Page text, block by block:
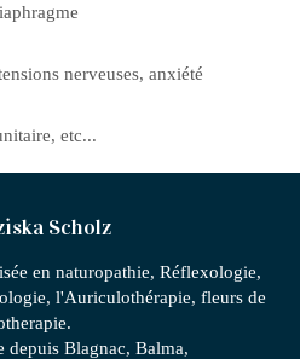
nerveuses, anxiété
etc...
Scholz
en naturopathie, Réflexologie,
l'Auriculothérapie, fleurs de
depuis Blagnac, Balma,